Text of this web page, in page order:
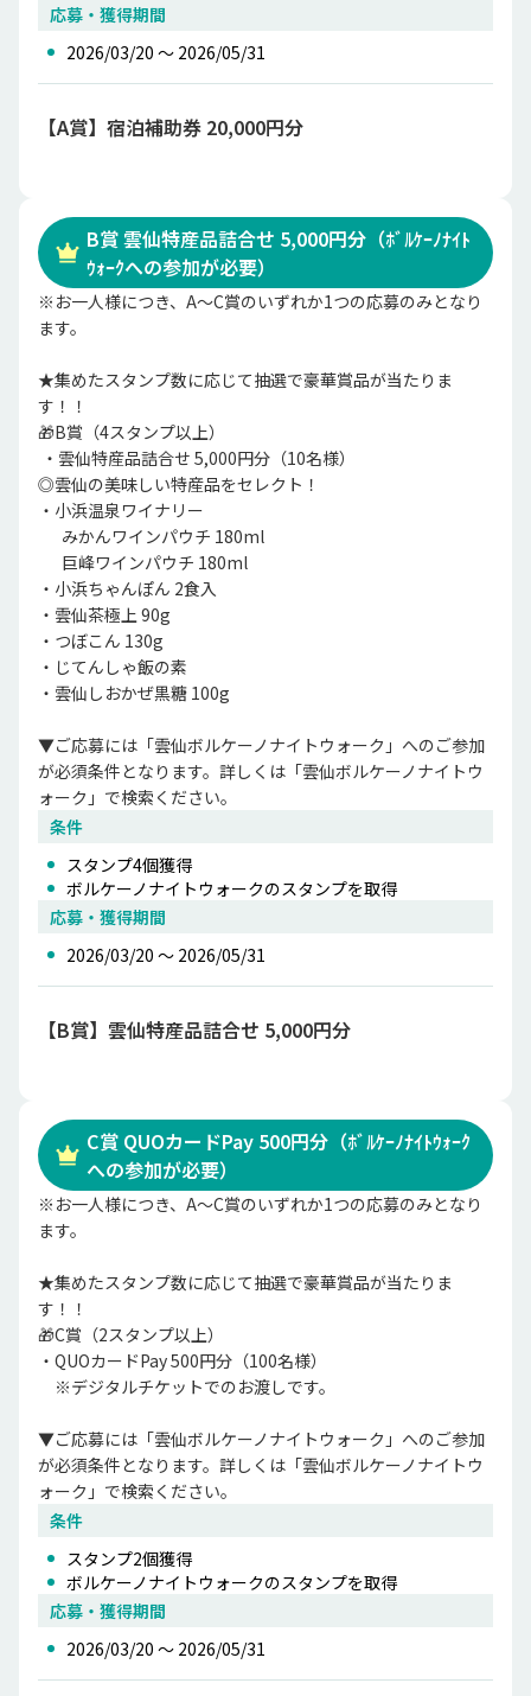
応募・獲得期間
2026/03/20 〜 2026/05/31
【A賞】宿泊補助券 20,000円分
B賞 雲仙特産品詰合せ 5,000円分（ﾎﾞﾙｹｰﾉﾅｲﾄ
ｳｫｰｸへの参加が必要）
※お一人様につき、A～C賞のいずれか1つの応募のみとなり
ます。
★集めたスタンプ数に応じて抽選で豪華賞品が当たりま
す！！
🎁B賞（4スタンプ以上）
◎雲仙の美味しい特産品をセレクト！
・小浜温泉ワイナリー
・小浜ちゃんぽん 2食入
・雲仙茶極上 90g
・つぼこん 130g
・じてんしゃ飯の素
・雲仙しおかぜ黒糖 100g
▼ご応募には「雲仙ボルケーノナイトウォーク」へのご参加
が必須条件となります。詳しくは「雲仙ボルケーノナイトウ
ォーク」で検索ください。
条件
スタンプ4個獲得
ボルケーノナイトウォークのスタンプを取得
応募・獲得期間
2026/03/20 〜 2026/05/31
【B賞】雲仙特産品詰合せ 5,000円分
C賞 QUOカードPay 500円分（ﾎﾞﾙｹｰﾉﾅｲﾄｳｫｰｸ
への参加が必要）
※お一人様につき、A～C賞のいずれか1つの応募のみとなり
ます。
★集めたスタンプ数に応じて抽選で豪華賞品が当たりま
す！！
🎁C賞（2スタンプ以上）
・QUOカードPay 500円分（100名様）
※デジタルチケットでのお渡しです。
▼ご応募には「雲仙ボルケーノナイトウォーク」へのご参加
が必須条件となります。詳しくは「雲仙ボルケーノナイトウ
ォーク」で検索ください。
条件
スタンプ2個獲得
ボルケーノナイトウォークのスタンプを取得
応募・獲得期間
2026/03/20 〜 2026/05/31